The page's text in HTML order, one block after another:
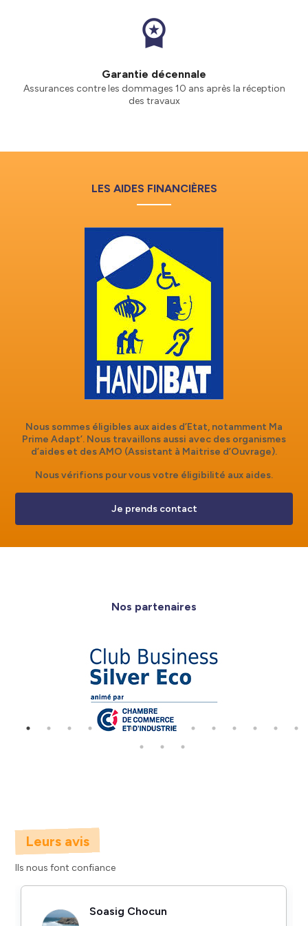
workspace_premium
Garantie décennale
Assurances contre les dommages 10 ans après la réception
des travaux
LES AIDES FINANCIÈRES
Nous sommes éligibles aux aides d’Etat, notamment Ma
Prime Adapt’. Nous travaillons aussi avec des organismes
d’aides et des AMO (Assistant à Maitrise d’Ouvrage).
Nous vérifions pour vous votre éligibilité aux aides.
Je prends contact
Nos partenaires
Leurs avis
Ils nous font confiance
Soasig Chocun